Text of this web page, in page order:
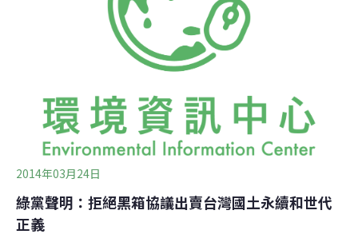
勞工及護理工作權衝擊甚微。原民舉出其曾做過的「就業
狀況調查統計」，指出原住民擔任雇主者為0.19%，目前
原住民就業人口大多是勞工，因此服貿對原住民工作影響
「微量有限」。此言讓原青感到不滿，認為原民會的視野
不完的碗？我們就不能自己當老闆嗎？」原青認
2014年03月24日
綠黨聲明：拒絕黑箱協議出賣台灣國土永續和世代
正義